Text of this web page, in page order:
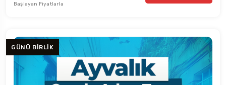
Başlayan Fiyatlarla
GÜNÜ BIRLIK